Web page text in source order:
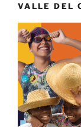
VALLE DEL